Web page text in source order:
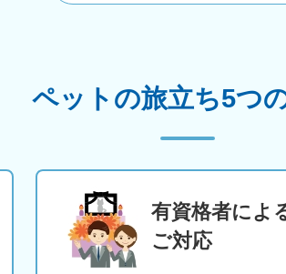
ペットの旅立ち5つ
有資格者によ
ご対応